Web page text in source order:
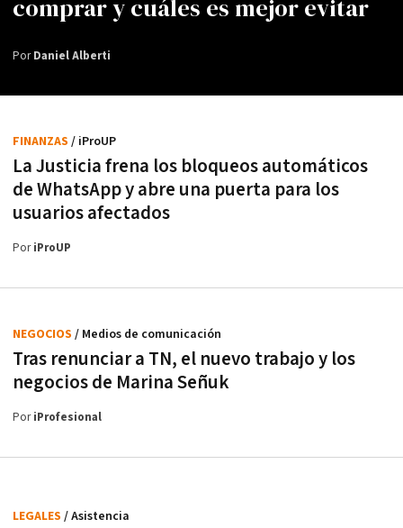
comprar y cuáles es mejor evitar
PorDaniel Alberti
La Justicia frena los bloqueos automáticos
de WhatsApp y abre una puerta para los
usuarios afectados
FINANZAS / iProUP
PoriProUP
Tras renunciar a TN, el nuevo trabajo y los
negocios de Marina Señuk
NEGOCIOS / Medios de comunicación
PoriProfesional
LEGALES / Asistencia